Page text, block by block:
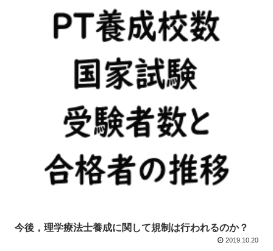
今後，理学療法士養成に関して規制は行われるのか？
2019.10.20